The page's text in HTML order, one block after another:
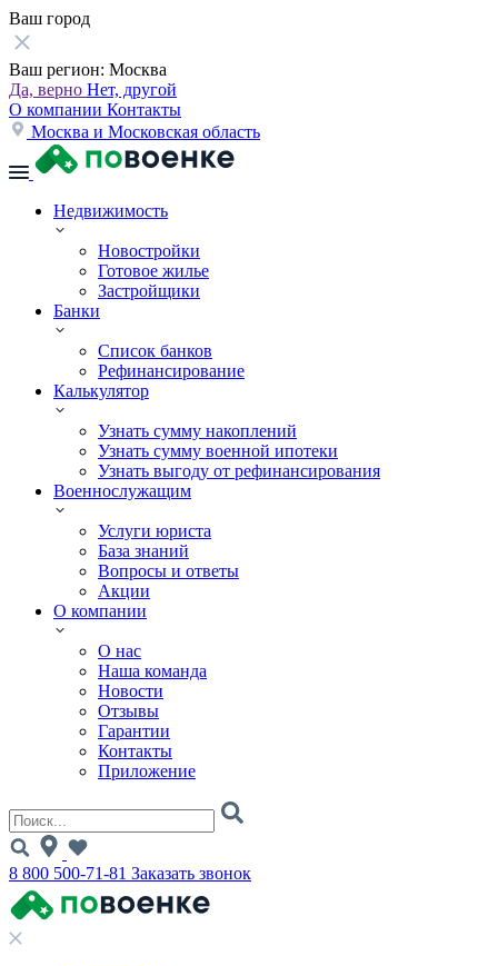
Ваш город
Ваш регион: Москва
Да, верно Нет, другой
О компании Контакты
Москва и Московская область
Недвижимость
Новостройки
Готовое жилье
Застройщики
Банки
Список банков
Рефинансирование
Калькулятор
Узнать сумму накоплений
Узнать сумму военной ипотеки
Узнать выгоду от рефинансирования
Военнослужащим
Услуги юриста
База знаний
Вопросы и ответы
Акции
О компании
О нас
Наша команда
Новости
Отзывы
Гарантии
Контакты
Приложение
8 800 500-71-81 Заказать звонок